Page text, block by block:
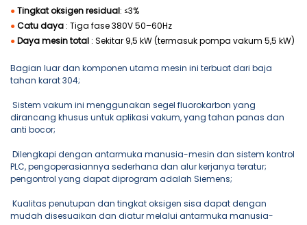
●Tingkat oksigen residual: ≤3%
●Catu daya : Tiga fase 380V 50–60Hz
●Daya mesin total : Sekitar 9,5 kW (termasuk pompa vakum 5,5 kW)
Bagian luar dan komponen utama mesin ini terbuat dari baja
tahan karat 304;
Sistem vakum ini menggunakan segel fluorokarbon yang
dirancang khusus untuk aplikasi vakum, yang tahan panas dan
anti bocor;
Dilengkapi dengan antarmuka manusia-mesin dan sistem kontrol
PLC, pengoperasiannya sederhana dan alur kerjanya teratur;
pengontrol yang dapat diprogram adalah Siemens;
Kualitas penutupan dan tingkat oksigen sisa dapat dengan
mudah disesuaikan dan diatur melalui antarmuka manusia-